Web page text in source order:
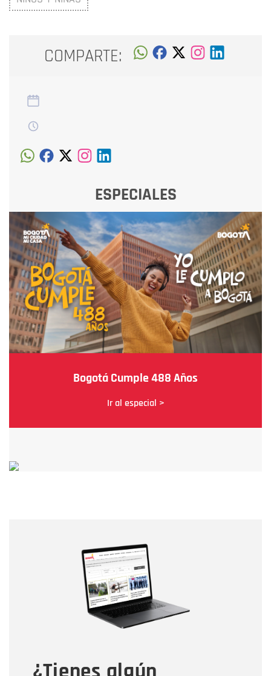
COMPARTE:
ESPECIALES
Bogotá Cumple 488 Años
Ir al especial >
Correo electrónico
Tipo de comentario
Mensaje